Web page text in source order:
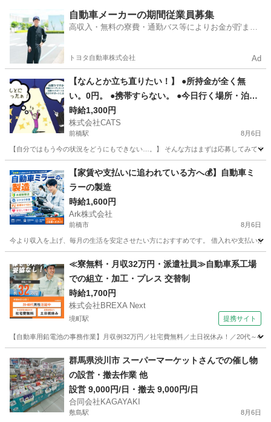
大前駅 清掃 スタッフ
自動車メーカーの期間従業員募集
高収入・無料の寮費・通勤バス等によりお金が貯まり
トヨタ自動車株式会社 Ad
【なんとか立ち直りたい！】 ●所持金が全く無
い。0円。 ●携帯すらない。 ●今日行く場所・泊る
ところが無い。即対応! 状況次第で支援もOK! こ
んな状況でも応募OK!! -前橋
時給1,300円
株式会社CATS
前橋駅 8月6日
【自分ではもう今の状況をどうにもできない…。】 そんな方はまずは応募してみて
前橋駅 仕分け 給料
【家賃や支払いに追われている方へ💰】自動車ミ
ラーの製造
時給1,600円
Ark株式会社
前橋市 8月6日
今より収入を上げ、毎月の生活を安定させたい方におすすめです。 借入れや支払い
工場 自動車
≪寮無料・月収32万円・派遣社員≫自動車系工場
での組立・加工・プレス 交替制
時給1,700円
株式会社BREXA Next
境町駅 提携サイト
【自動車用鉛電池の事務作業】月収例32万円／社宅費無料／土日祝休み！／20代～
境町駅
群馬県渋川市 スーパーマーケットさんでの催し物
の設営・撤去作業 他
設営 9,000円/日・撤去 9,000円/日
合同会社KAGAYAKI
敷島駅 8月6日